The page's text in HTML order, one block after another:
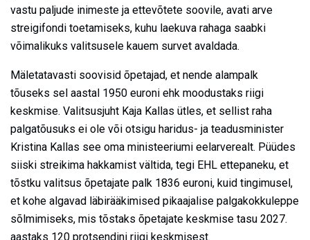
vastu paljude inimeste ja ettevõtete soovile, avati arve
streigifondi toetamiseks, kuhu laekuva rahaga saabki
võimalikuks valitsusele kauem survet avaldada.
Mäletatavasti soovisid õpetajad, et nende alampalk
tõuseks sel aastal 1950 euroni ehk moodustaks riigi
keskmise. Valitsusjuht Kaja Kallas ütles, et sellist raha
palgatõusuks ei ole või otsigu haridus- ja teadusminister
Kristina Kallas see oma ministeeriumi eelarverealt. Püüdes
siiski streikima hakkamist vältida, tegi EHL ettepaneku, et
tõstku valitsus õpetajate palk 1836 euroni, kuid tingimusel,
et kohe algavad läbirääkimised pikaajalise palgakokkuleppe
sõlmimiseks, mis tõstaks õpetajate keskmise tasu 2027.
aastaks 120 protsendini riigi keskmisest.